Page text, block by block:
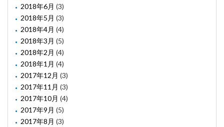
2018年6月 (3)
2018年5月 (3)
2018年4月 (4)
2018年3月 (5)
2018年2月 (4)
2018年1月 (4)
2017年12月 (3)
2017年11月 (3)
2017年10月 (4)
2017年9月 (5)
2017年8月 (3)